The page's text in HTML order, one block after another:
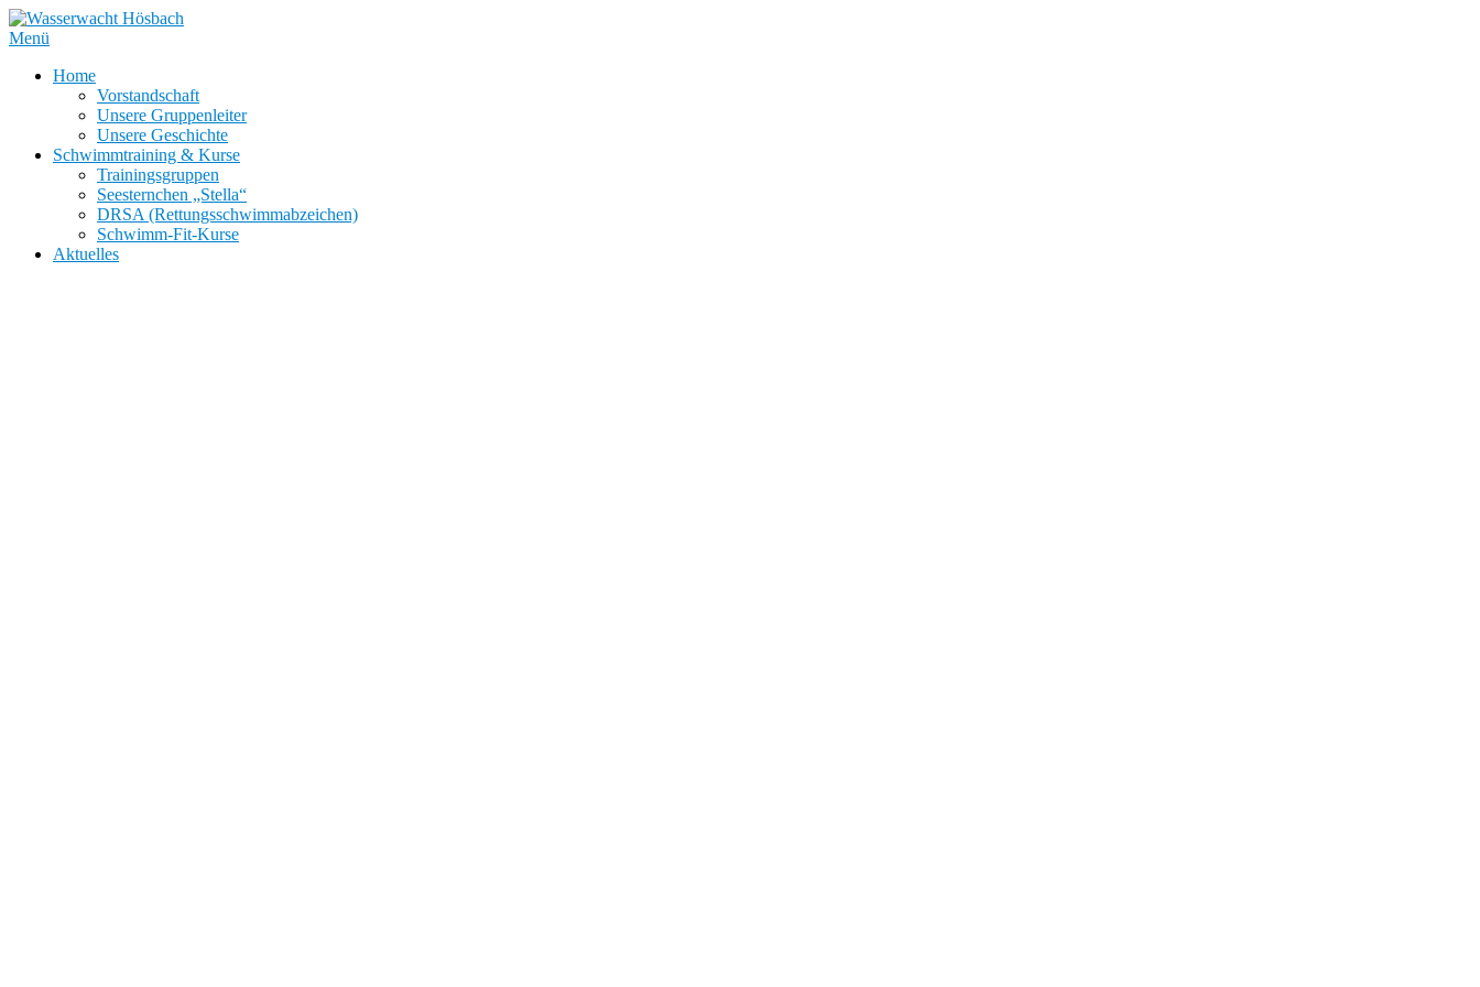
Zum
Inhalt
Menü
Home
Vorstandschaft
Unsere Gruppenleiter
Unsere Geschichte
Schwimmtraining & Kurse
Trainingsgruppen
Seesternchen „Stella“
DRSA (Rettungsschwimmabzeichen)
Schwimm-Fit-Kurse
Aktuelles